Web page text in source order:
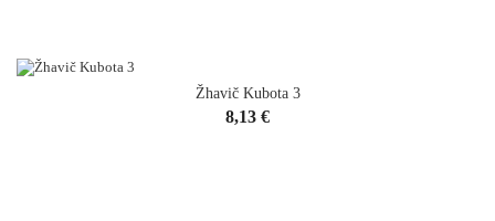
Žhavič Kubota 3
Cena
8,13 €